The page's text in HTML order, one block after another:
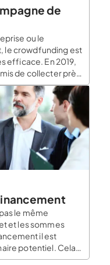
de
ou le
le crowdfunding est
efficace. En 2019,
de collecter près
en France. Ceci a
entrepreneurs de
le même
et les sommes
il est
potentiel. Cela
de l’argent et de